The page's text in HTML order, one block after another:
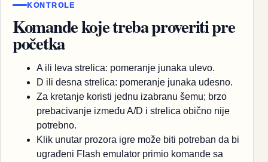
KONTROLE
Komande koje treba proveriti pre
početka
A ili leva strelica: pomeranje junaka ulevo.
D ili desna strelica: pomeranje junaka udesno.
Za kretanje koristi jednu izabranu šemu; brzo
prebacivanje između A/D i strelica obično nije
potrebno.
Klik unutar prozora igre može biti potreban da bi
ugrađeni Flash emulator primio komande sa